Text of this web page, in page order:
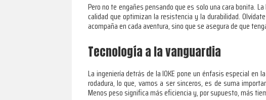
Pero no te engañes pensando que es solo una cara bonita.
calidad que optimizan la resistencia y la durabilidad.
acompaña en cada aventura, sino que se asegura de que
Tecnología a la vanguardia
La ingeniería detrás de la IOKE pone un énfasis especial
rodadura, lo que, vamos a ser sinceros, es de suma
Menos peso significa más eficiencia y, por supuesto, más